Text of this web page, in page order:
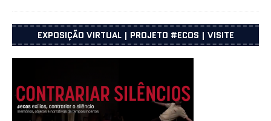
EXPOSIÇÃO VIRTUAL | PROJETO #ECOS | VISITE